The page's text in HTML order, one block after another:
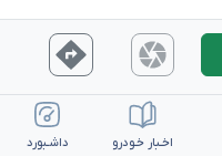
اخـبار خـودرو داشـبورد